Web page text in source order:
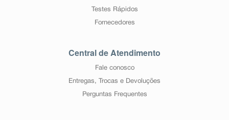
Testes Rápidos
Fornecedores
Central de Atendimento
Fale conosco
Entregas, Trocas e Devoluções
Perguntas Frequentes